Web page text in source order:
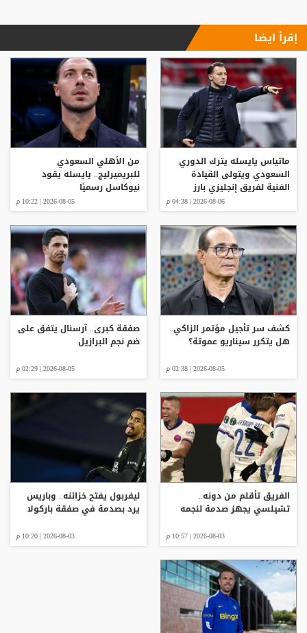
إقرأ ايضا
ماتياس يايسله يترك الدوري
السعودي ويتولى القيادة
الفنية لفريق إنجليزي بارز
2026-08-06 | 04:38 م
من الأهلي السعودي
للبريميرليج.. يايسله يقود
نيوكاسل رسميًا
2026-08-05 | 10:22 م
كشف سر تأجيل مؤتمر الزاكي..
هل يتكرر سيناريو عموتة؟
2026-08-05 | 02:38 م
صفقة كبرى.. آرسنال يتفق على
ضم نجم البرازيل
2026-08-05 | 02:29 م
الفريق تأقلم من دونه..
تشيلسي يجهز صدمة لنجمه
2026-08-03 | 10:57 م
ليفربول يفتح خزائنه.. وباريس
يرد بصدمة في صفقة باركولا
2026-08-03 | 10:20 م